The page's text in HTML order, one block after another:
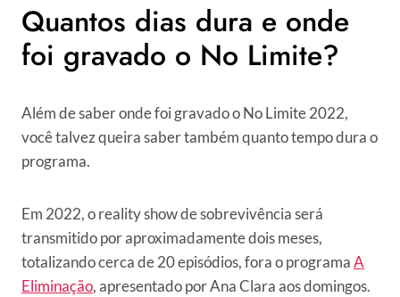
Quantos dias dura e onde
foi gravado o No Limite?
Além de saber onde foi gravado o No Limite 2022,
você talvez queira saber também quanto tempo dura o
programa.
Em 2022, o reality show de sobrevivência será
transmitido por aproximadamente dois meses,
totalizando cerca de 20 episódios, fora o programaA
Eliminação, apresentado por Ana Clara aos domingos.